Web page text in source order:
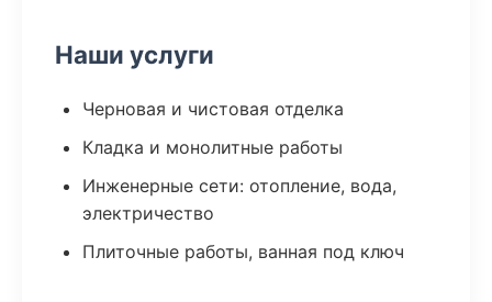
Наши услуги
Черновая и чистовая отделка
Кладка и монолитные работы
Инженерные сети: отопление, вода,
электричество
Плиточные работы, ванная под ключ